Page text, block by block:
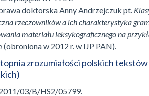
doktorska Anny Andrzejczuk pt.
rzeczowników a ich charakterystyka
materiału leksykograficznego na
(obroniona w 2012 r. w IJP PAN).
zrozumiałości polskich
03/B/HS2/05799.